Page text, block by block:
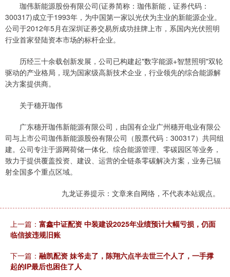
珈伟新能源股份有限公司(证券简称：珈伟新能，证券代码：
300317)成立于1993年，为中国第一家以光伏为主业的新能源企业。
公司于2012年5月在深圳证券交易所成功挂牌上市，系国内光伏照明
行业首家登陆资本市场的标杆企业。
历经三十余载创新发展，公司已构建起"数字能源+智慧照明"双轮
驱动的产业格局，现为国家级高新技术企业，行业领先的综合能源解
决方案提供商。
关于穗开珈伟
广东穗开珈伟新能源有限公司，由国有企业广州穗开电业有限公
司与上市公司珈伟新能源股份有限公司（股票代码：300317）共同组
建。公司专注于源网荷储一体化、综合能源管理、零碳园区等业务，
致力于提供覆盖投资、建设、运营的全链条零碳解决方案，业务已辐
射全国多个重点区域。
九龙证券提示：文章来自网络，不代表本站观点。
上一篇： 富鑫中证配资 中装建设2025年业绩预计大幅亏损，仍面
临信披违规旧账
下一篇： 融凯配资 妹爷走了，陈翔六点半去世三个人了，一手撑
起的IP最后也困住了人